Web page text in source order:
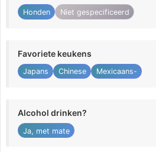
Honden Niet gespecificeerd
Favoriete keukens
Japans Chinese Mexicaans-
Alcohol drinken?
Ja, met mate